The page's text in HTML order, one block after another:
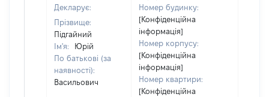
Декларує:
Прізвище:
Підгайний
Ім'я:
Юрій
По батькові (за
наявності):
Васильович
Номер будинку:
[Конфіденційна
інформація]
Номер корпусу:
[Конфіденційна
інформація]
Номер квартири:
[Конфіденційна